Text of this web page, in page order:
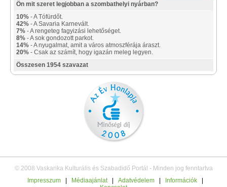
Ön mit szeret legjobban a szombathelyi nyárban?
10% - A Tófürdőt.
42% - A Savaria Karnevált.
7% - A rengeteg fagyizási lehetőséget.
8% - A sok gondozott parkot.
14% - A nyugalmat, amit a város atmoszférája áraszt.
20% - Csak az számít, hogy igazán meleg legyen.
Összesen 1954 szavazat
© 2008 Vaskarika Kulturális és Szabadidő Portál - Minden jog fenntartva
Impresszum
Médiaajánlat Adatvédelem Információk